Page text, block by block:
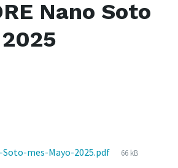
Nano Soto
mes-Mayo-2025.pdf
File
66 kB